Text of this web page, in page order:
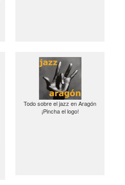
Todo sobre el jazz en Aragón
¡Pincha el logo!